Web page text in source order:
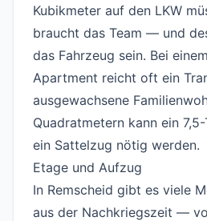
Kubikmeter auf den LKW
braucht das Team — und
das Fahrzeug sein. Bei
Apartment reicht oft ein
ausgewachsene
Quadratmetern kann ein
ein Sattelzug nötig werden.
Etage und Aufzug
In Remscheid gibt es viele
aus der Nachkriegszeit —